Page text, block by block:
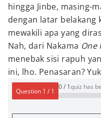
hingga Jinbe, masing-
dengan latar belakang
mewakili apa yang
Nah, dari Nakama One
menebak sisi rapuh
ini, lho. Penasaran?
Question 1 / 1
0/ 1quiz has